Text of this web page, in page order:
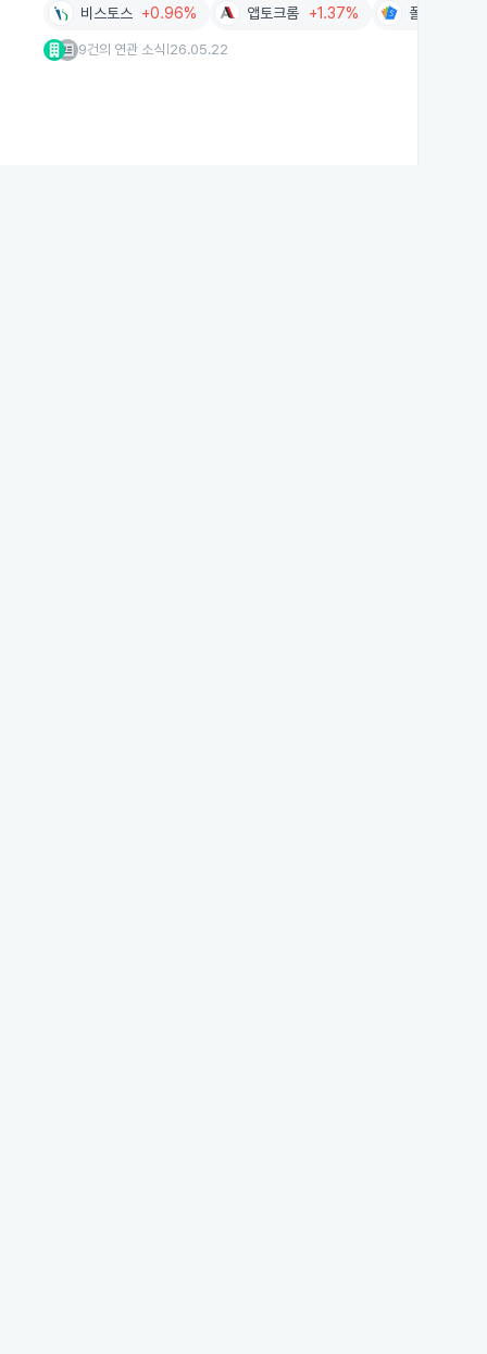
비스토스 +0.96% 앱토크롬 +1.37% 폴라리스세원
9건의 연관 소식 26.05.22